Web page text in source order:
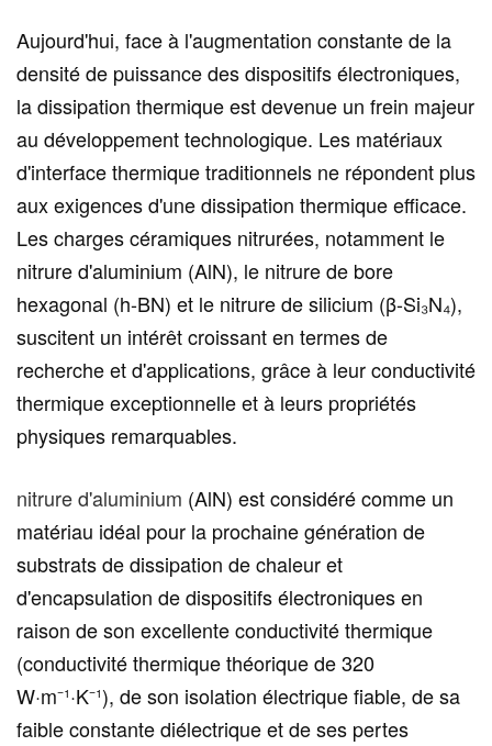
Aujourd'hui, face à l'augmentation constante de la
densité de puissance des dispositifs électroniques,
la dissipation thermique est devenue un frein majeur
au développement technologique. Les matériaux
d'interface thermique traditionnels ne répondent plus
aux exigences d'une dissipation thermique efficace.
Les charges céramiques nitrurées, notamment le
nitrure d'aluminium (AlN), le nitrure de bore
hexagonal (h-BN) et le nitrure de silicium (β-Si₃N₄),
suscitent un intérêt croissant en termes de
recherche et d'applications, grâce à leur conductivité
thermique exceptionnelle et à leurs propriétés
physiques remarquables.
nitrure d'aluminium (AlN) est considéré comme un
matériau idéal pour la prochaine génération de
substrats de dissipation de chaleur et
d'encapsulation de dispositifs électroniques en
raison de son excellente conductivité thermique
(conductivité thermique théorique de 320
W·m⁻¹·K⁻¹), de son isolation électrique fiable, de sa
faible constante diélectrique et de ses pertes